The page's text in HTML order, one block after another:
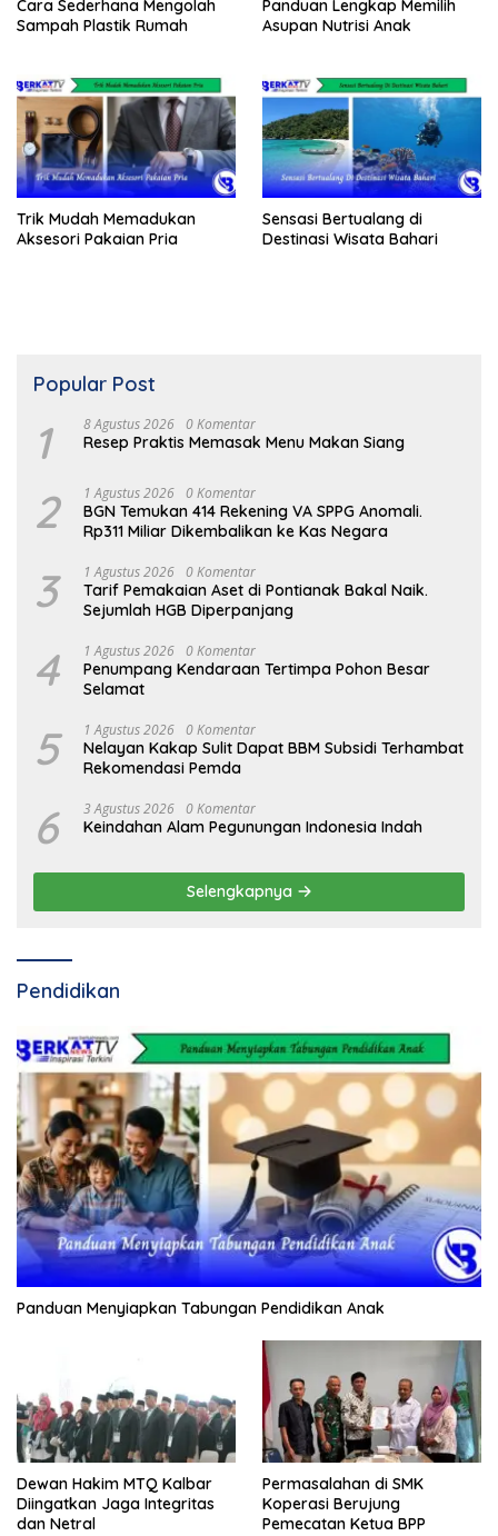
Cara Sederhana Mengolah
Sampah Plastik Rumah
Panduan Lengkap Memilih
Asupan Nutrisi Anak
Trik Mudah Memadukan
Aksesori Pakaian Pria
Sensasi Bertualang di
Destinasi Wisata Bahari
Popular Post
1 8 Agustus 2026 0 Komentar
Resep Praktis Memasak Menu Makan Siang
2 1 Agustus 2026 0 Komentar
BGN Temukan 414 Rekening VA SPPG Anomali.
Rp311 Miliar Dikembalikan ke Kas Negara
3 1 Agustus 2026 0 Komentar
Tarif Pemakaian Aset di Pontianak Bakal Naik.
Sejumlah HGB Diperpanjang
4 1 Agustus 2026 0 Komentar
Penumpang Kendaraan Tertimpa Pohon Besar
Selamat
5 1 Agustus 2026 0 Komentar
Nelayan Kakap Sulit Dapat BBM Subsidi Terhambat
Rekomendasi Pemda
6 3 Agustus 2026 0 Komentar
Keindahan Alam Pegunungan Indonesia Indah
Selengkapnya
Pendidikan
Panduan Menyiapkan Tabungan Pendidikan Anak
Dewan Hakim MTQ Kalbar
Diingatkan Jaga Integritas
dan Netral
Permasalahan di SMK
Koperasi Berujung
Pemecatan Ketua BPP